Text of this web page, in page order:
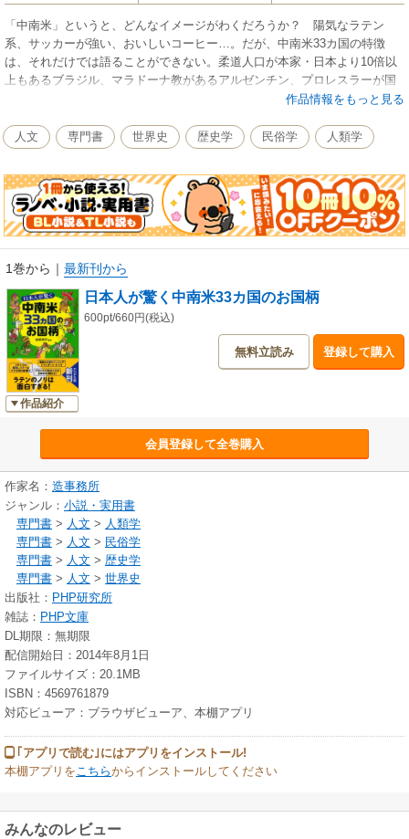
「中南米」というと、どんなイメージがわくだろうか？ 陽気なラテン
系、サッカーが強い、おいしいコーヒー…。だが、中南米33カ国の特徴
は、それだけでは語ることができない。柔道人口が本家・日本より10倍以
上もあるブラジル、マラドーナ教があるアルゼンチン、プロレスラーが国
民的英雄のメキシコ、国策として美人を育成しているベネズエラ、恋愛に
われるほど仕事熱心なエルサルバドル……。そう、それぞれの国は、日本
人の想像を絶するほどのユニークなお国柄を育んでいるのだ。本書では、
た気分になれるかも!?
作品情報をもっと見る
人文 専門書 世界史 歴史学 民俗学 人類学
1巻から ｜ 最新刊から
作品紹介
日本人が驚く中南米33カ国のお国柄
600pt/660円(税込)
無料立読み 登録して購入
会員登録して全巻購入
作家名： 造事務所
ジャンル： 小説・実用書
専門書 > 人文 > 人類学
専門書 > 人文 > 民俗学
専門書 > 人文 > 歴史学
専門書 > 人文 > 世界史
出版社： PHP研究所
雑誌： PHP文庫
DL期限：無期限
配信開始日：2014年8月1日
ファイルサイズ：20.1MB
ISBN：4569761879
対応ビューア：ブラウザビューア、本棚アプリ
｢アプリで読む｣にはアプリをインストール!
本棚アプリをこちらからインストールしてください
みんなのレビュー